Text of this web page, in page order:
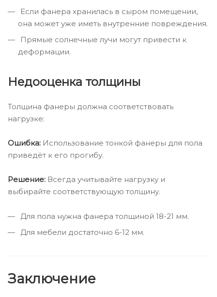
Если фанера хранилась в сыром помещении,
она может уже иметь внутренние повреждения.
Прямые солнечные лучи могут привести к
деформации.
Недооценка толщины
Толщина фанеры должна соответствовать
нагрузке:
Ошибка: Использование тонкой фанеры для пола
приведёт к его прогибу.
Решение: Всегда учитывайте нагрузку и
выбирайте соответствующую толщину.
Для пола нужна фанера толщиной 18-21 мм.
Для мебели достаточно 6-12 мм.
Заключение